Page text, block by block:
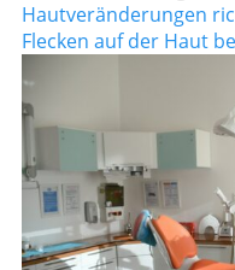
Hautveränderungen
Flecken auf der Haut